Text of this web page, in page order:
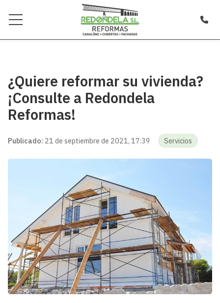
¿Quiere reformar su vivienda?
¡Consulte a Redondela
Reformas!
Publicado: 21 de septiembre de 2021, 17:39 Servicios